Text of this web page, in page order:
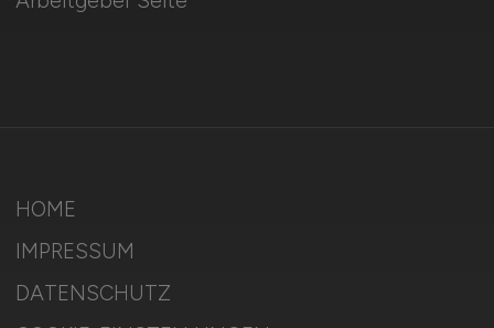
HOME
IMPRESSUM
DATENSCHUTZ